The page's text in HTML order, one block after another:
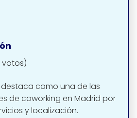
votos)
como una de las
de coworking en Madrid por
y localización.